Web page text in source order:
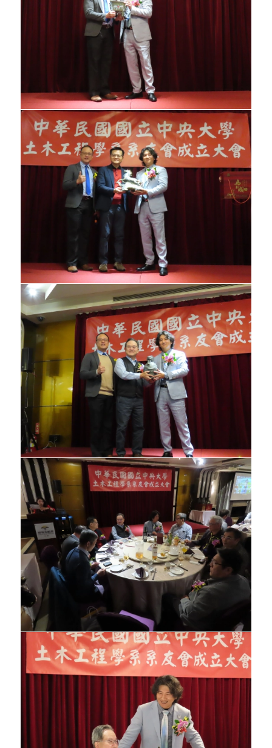
民國八十七年六月，為加強系友與系上的聯
繫故於畢業當天在大型力學實驗室舉行茶
會，希望能藉由這次活動加強系友間的交
流、活動當天現場也準備了有關土木系的師
資簡介，期望系友們能與系上的教學方式有
更進一步的交流。
民國八十六年五月中大土木十七期正式出
刊，除系上師生人手一本之外，尚寄予部份
系友，除了有一定的宣傳效果外，更加深了
系友與系上的情感交流。
八十五年十二月第十四期杜風出刊，寄望系
友們能進一步了解系上的活動狀況。
一一四年十二月二十七日假桃園福容大飯店